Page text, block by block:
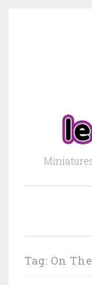
Tag: On